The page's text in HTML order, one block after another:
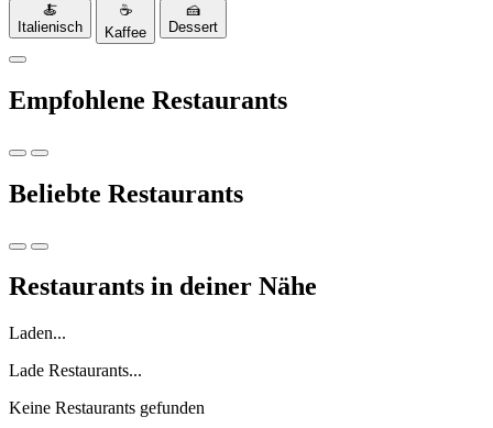
🍝
Italienisch
☕
Kaffee
🍰
Dessert
Empfohlene Restaurants
Beliebte Restaurants
Restaurants in deiner Nähe
Laden...
Lade Restaurants...
Keine Restaurants gefunden